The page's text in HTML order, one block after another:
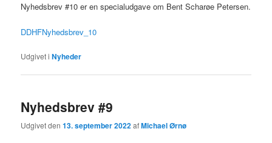
Nyhedsbrev #10 er en specialudgave om Bent Scharøe Petersen.
DDHFNyhedsbrev_10
Udgivet i Nyheder
Nyhedsbrev #9
Udgivet den13. september 2022afMichael Ørnø